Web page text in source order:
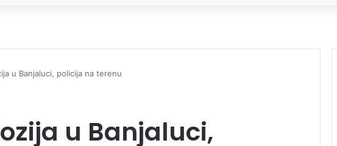
u Banjaluci, policija na terenu
u Banjaluci,